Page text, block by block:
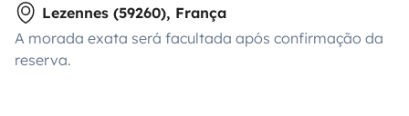
Lezennes (59260), França
A morada exata será facultada após confirmação da
reserva.